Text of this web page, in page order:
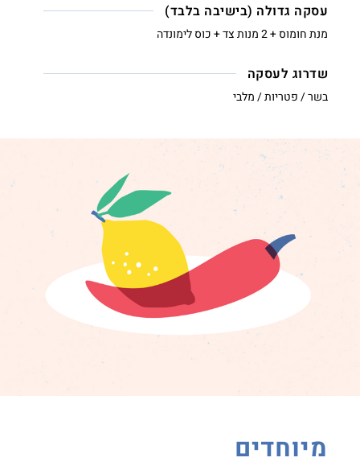
עסקה גדולה (בישיבה בלבד)
מנת חומוס + 2 מנות צד + כוס לימונדה
שדרוג לעסקה
בשר / פטריות / מלבי
מיוחדים